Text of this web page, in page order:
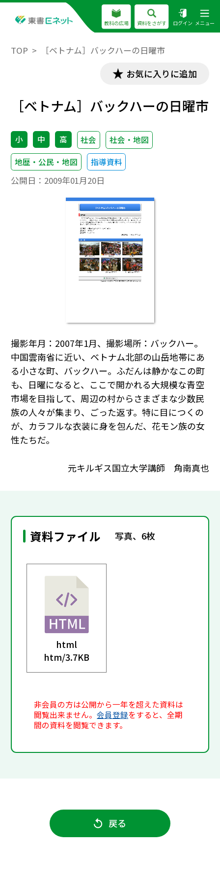
教科の広場 資料をさがす ログイン メニュー
TOP ［ベトナム］バックハーの日曜市
お気に入りに追加
［ベトナム］バックハーの日曜市
小 中 高 社会
社会・地図
地歴・公民・地図
指導資料
公開日： 2009年01月20日
撮影年月：2007年1月、撮影場所：バックハー。
中国雲南省に近い、ベトナム北部の山岳地帯にあ
る小さな町、バックハー。ふだんは静かなこの町
も、日曜になると、ここで開かれる大規模な青空
市場を目指して、周辺の村からさまざまな少数民
族の人々が集まり、ごった返す。特に目につくの
が、カラフルな衣装に身を包んだ、花モン族の女
性たちだ。
元キルギス国立大学講師 角南真也
資料ファイル 写真、6枚
html
htm/3.7KB
非会員の方は公開から一年を超えた資料は
閲覧出来ません。会員登録をすると、全期
間の資料を閲覧できます。
戻る